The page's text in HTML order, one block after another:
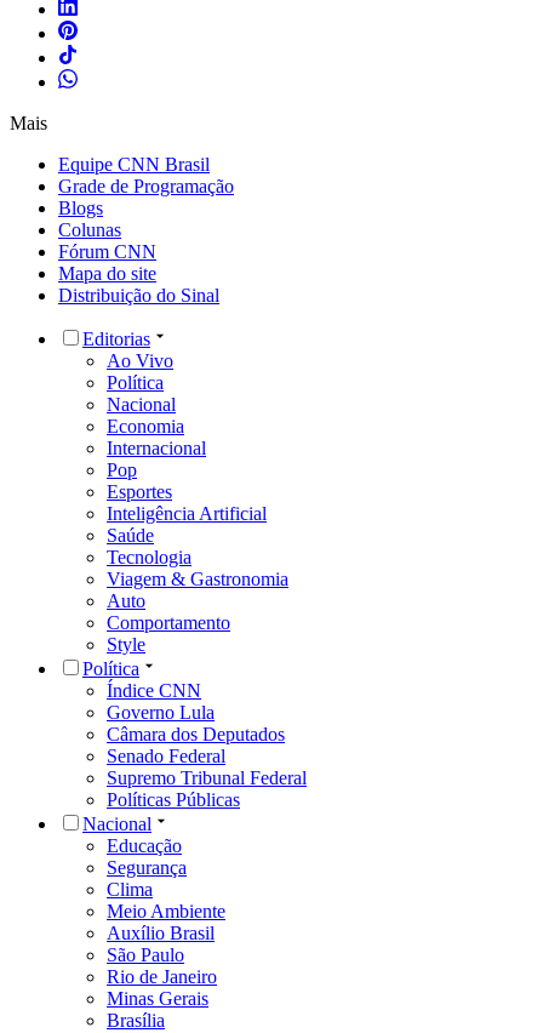
Mais
Equipe CNN Brasil
Grade de Programação
Blogs
Colunas
Fórum CNN
Mapa do site
Distribuição do Sinal
Editorias
Ao Vivo
Política
Nacional
Economia
Internacional
Pop
Esportes
Inteligência Artificial
Saúde
Tecnologia
Viagem & Gastronomia
Auto
Comportamento
Style
Política
Índice CNN
Governo Lula
Câmara dos Deputados
Senado Federal
Supremo Tribunal Federal
Políticas Públicas
Nacional
Educação
Segurança
Clima
Meio Ambiente
Auxílio Brasil
São Paulo
Rio de Janeiro
Minas Gerais
Brasília